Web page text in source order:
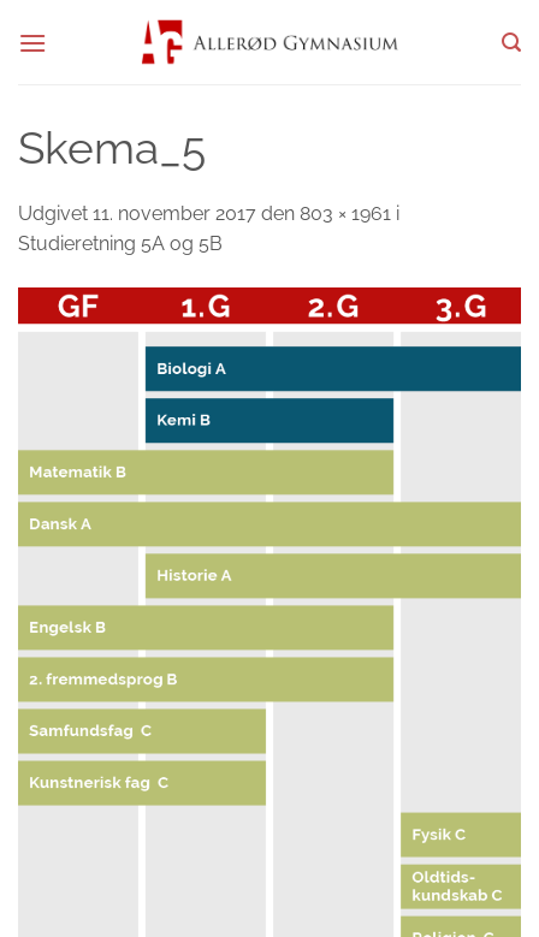
Skema_5
Udgivet 11. november 2017 den 803 × 1961 i
Studieretning 5A og 5B